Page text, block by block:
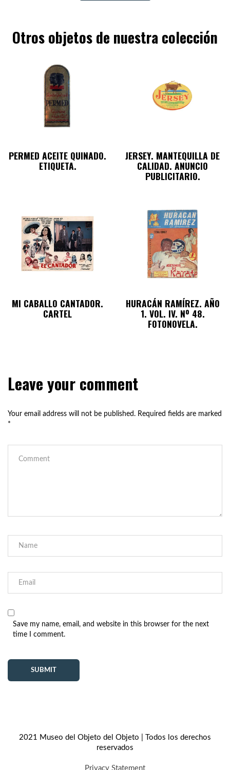
Otros objetos de nuestra colección
PERMED ACEITE QUINADO.
ETIQUETA.
JERSEY. MANTEQUILLA DE
CALIDAD. ANUNCIO
PUBLICITARIO.
MI CABALLO CANTADOR.
CARTEL
HURACÁN RAMÍREZ. AÑO
1. VOL. IV. Nº 48.
FOTONOVELA.
Leave your comment
Your email address will not be published. Required fields are marked
*
Save my name, email, and website in this browser for the next
time I comment.
2021 Museo del Objeto del Objeto | Todos los derechos
reservados
Privacy Statement